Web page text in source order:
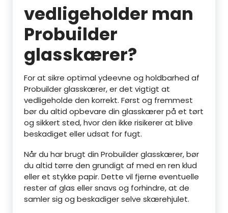
vedligeholder man
Probuilder
glasskærer?
For at sikre optimal ydeevne og holdbarhed af
Probuilder glasskærer, er det vigtigt at
vedligeholde den korrekt. Først og fremmest
bør du altid opbevare din glasskærer på et tørt
og sikkert sted, hvor den ikke risikerer at blive
beskadiget eller udsat for fugt.
Når du har brugt din Probuilder glasskærer, bør
du altid tørre den grundigt af med en ren klud
eller et stykke papir. Dette vil fjerne eventuelle
rester af glas eller snavs og forhindre, at de
samler sig og beskadiger selve skærehjulet.